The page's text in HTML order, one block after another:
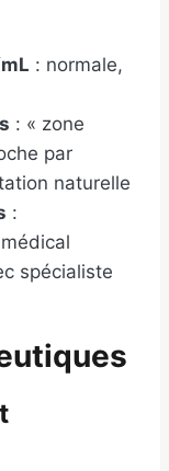
: normale,
: « zone
par
naturelle
:
spécialiste